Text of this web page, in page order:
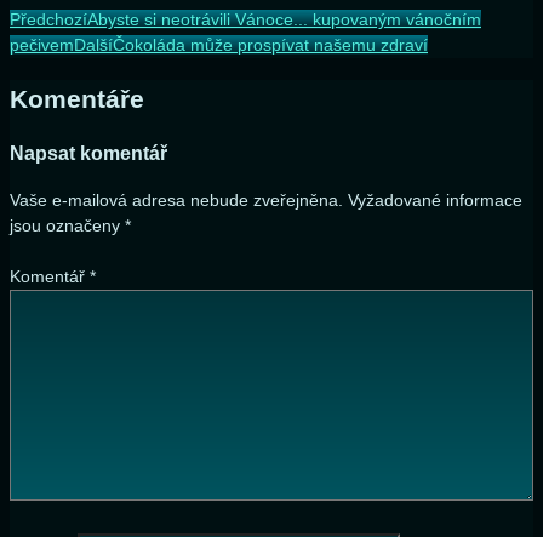
PředchozíAbyste si neotrávili Vánoce... kupovaným vánočním
pečivemDalšíČokoláda může prospívat našemu zdraví
Komentáře
Napsat komentář
Vaše e-mailová adresa nebude zveřejněna. Vyžadované informace
jsou označeny *
Komentář *